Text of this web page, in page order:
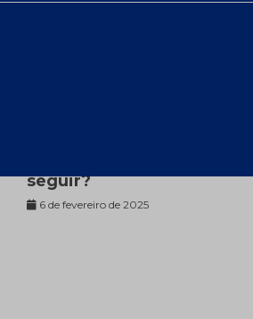
seguir?
6 de fevereiro de 2025